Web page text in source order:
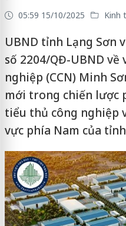
05:59 15/10/2025 Kinh
UBND tỉnh Lạng Sơn
số 2204/QĐ-UBND về
nghiệp (CCN) Minh
mới trong chiến lược
tiểu thủ công nghiệp
vực phía Nam của